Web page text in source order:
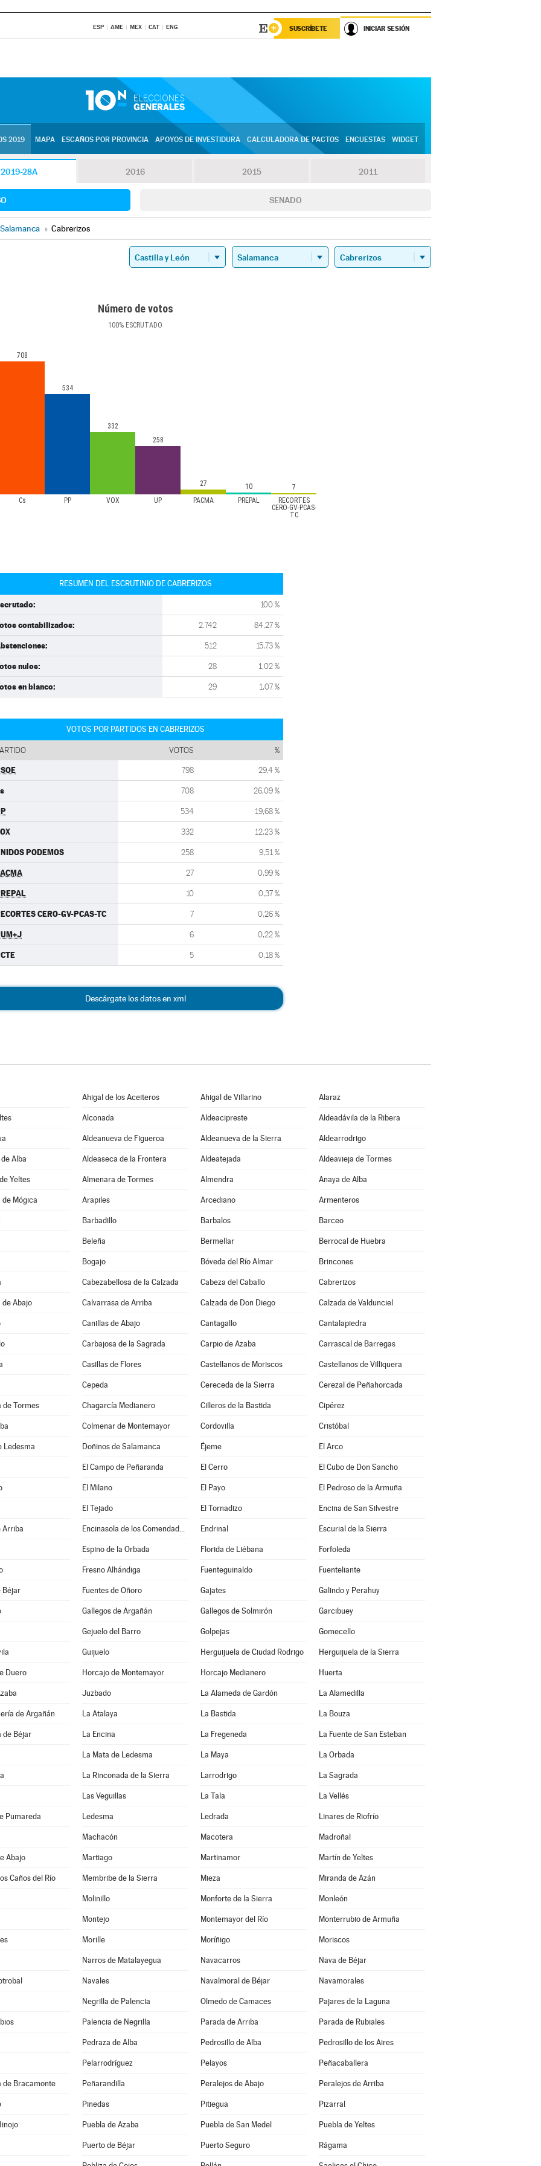
ESP AME MEX CAT ENG SUSCRÍBETE INICIAR SESIÓN
2019 MAPA ESCAÑOS POR PROVINCIA APOYOS DE INVESTIDURA CALCULADORA DE PACTOS ENCUESTAS WIDGET
2019-28A 2016 2015 2011
SENADO
Salamanca » Cabrerizos
Número de votos
100% ESCRUTADO
Cs PP VOX UP PACMA PREPAL
RECORTES
CERO-GV-PCAS-
TC
708
534
332
258
27 10 7
RESUMEN DEL ESCRUTINIO DE CABRERIZOS
100 %
contabilizados: 2.742 84,27 %
512 15,73 %
nulos: 28 1,02 %
en blanco: 29 1,07 %
VOTOS POR PARTIDOS EN CABRERIZOS
VOTOS %
798 29,4 %
708 26,09 %
534 19,68 %
332 12,23 %
PODEMOS 258 9,51 %
27 0,99 %
10 0,37 %
CERO-GV-PCAS-TC 7 0,26 %
6 0,22 %
5 0,18 %
Descárgate los datos en xml
Ahigal de los Aceiteros Ahigal de Villarino Alaraz
Alconada Aldeacipreste Aldeadávila de la Ribera
Aldeanueva de Figueroa Aldeanueva de la Sierra Aldearrodrigo
Alba Aldeaseca de la Frontera Aldeatejada Aldeavieja de Tormes
Yeltes Almenara de Tormes Almendra Anaya de Alba
de Mógica Arapiles Arcediano Armenteros
Barbadillo Barbalos Barceo
Beleña Bermellar Berrocal de Huebra
Bogajo Bóveda del Río Almar Brincones
Cabezabellosa de la Calzada Cabeza del Caballo Cabrerizos
de Abajo Calvarrasa de Arriba Calzada de Don Diego Calzada de Valdunciel
Canillas de Abajo Cantagallo Cantalapiedra
Carbajosa de la Sagrada Carpio de Azaba Carrascal de Barregas
Casillas de Flores Castellanos de Moriscos Castellanos de Villiquera
Cepeda Cereceda de la Sierra Cerezal de Peñahorcada
de Tormes Chagarcía Medianero Cilleros de la Bastida Cipérez
Colmenar de Montemayor Cordovilla Cristóbal
Ledesma Doñinos de Salamanca Éjeme El Arco
El Campo de Peñaranda El Cerro El Cubo de Don Sancho
El Milano El Payo El Pedroso de la Armuña
El Tejado El Tornadizo Encina de San Silvestre
Arriba Encinasola de los Comendadores Endrinal Escurial de la Sierra
Espino de la Orbada Florida de Liébana Forfoleda
Fresno Alhándiga Fuenteguinaldo Fuenteliante
Béjar Fuentes de Oñoro Gajates Galindo y Perahuy
Gallegos de Argañán Gallegos de Solmirón Garcibuey
Gejuelo del Barro Golpejas Gomecello
Guijuelo Herguijuela de Ciudad Rodrigo Herguijuela de la Sierra
Duero Horcajo de Montemayor Horcajo Medianero Huerta
Juzbado La Alameda de Gardón La Alamedilla
de Argañán La Atalaya La Bastida La Bouza
de Béjar La Encina La Fregeneda La Fuente de San Esteban
La Mata de Ledesma La Maya La Orbada
La Rinconada de la Sierra Larrodrigo La Sagrada
Las Veguillas La Tala La Vellés
Pumareda Ledesma Ledrada Linares de Riofrío
Machacón Macotera Madroñal
Abajo Martiago Martinamor Martín de Yeltes
Caños del Río Membribe de la Sierra Mieza Miranda de Azán
Molinillo Monforte de la Sierra Monleón
Montejo Montemayor del Río Monterrubio de Armuña
Morille Moríñigo Moriscos
Narros de Matalayegua Navacarros Nava de Béjar
Navales Navalmoral de Béjar Navamorales
Negrilla de Palencia Olmedo de Camaces Pajares de la Laguna
Palencia de Negrilla Parada de Arriba Parada de Rubiales
Pedraza de Alba Pedrosillo de Alba Pedrosillo de los Aires
Pelarrodríguez Pelayos Peñacaballera
de Bracamonte Peñarandilla Peralejos de Abajo Peralejos de Arriba
Pinedas Pitiegua Pizarral
Puebla de Azaba Puebla de San Medel Puebla de Yeltes
Puerto de Béjar Puerto Seguro Rágama